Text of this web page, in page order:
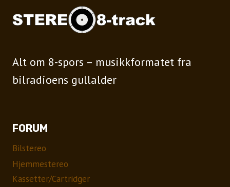
Alt om 8-spors – musikkformatet fra
bilradioens gullalder
FORUM
Bilstereo
Hjemmestereo
Kassetter/Cartridger